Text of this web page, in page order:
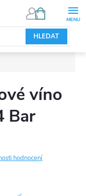
HLEDAT
NÁKUPNÍ
víno
Bar
hodnocení